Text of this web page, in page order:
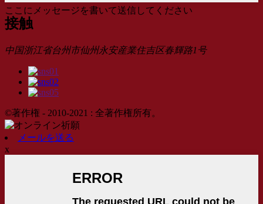
ここにメッセージを書いて送信してください
接触
中国浙江省台州市仙州永安産業住吉区春輝路1号
©著作権 - 2010-2021 : 全著作権所有。
メールを送る
x